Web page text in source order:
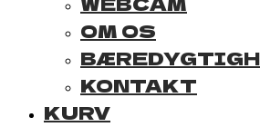
OM OS
KONTAKT
KURV